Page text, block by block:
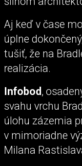
Aj keď v čase
úplne
tušiť, že na
realizácia.
Infobod,
svahu vrchu
úlohu zázemia
v mimoriadne
Milana